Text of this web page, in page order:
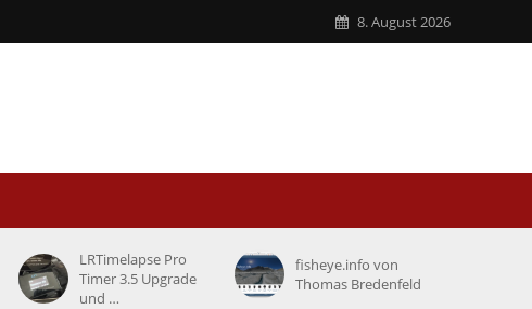
8. August 2026
LRTimelapse Pro
Timer 3.5 Upgrade
und …
fisheye.info von
Thomas Bredenfeld